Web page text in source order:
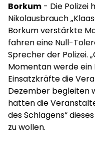
Borkum - Die Polizei
Nikolausbrauch
Borkum verstärkte
fahren eine Null-
Sprecher der Polizei.
Momentan werde
Einsatzkräfte die
Dezember begleiten
hatten die
des Schlagens“
zu wollen.